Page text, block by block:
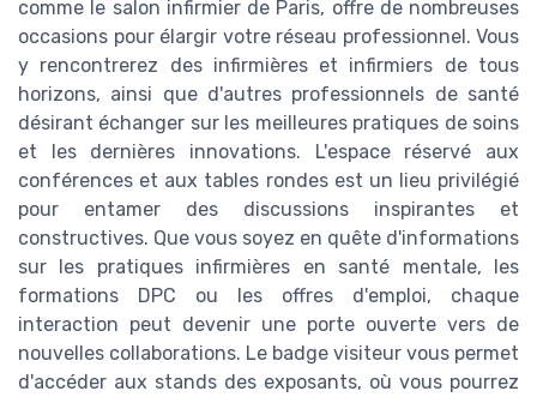
comme le salon infirmier de Paris, offre de nombreuses
occasions pour élargir votre réseau professionnel. Vous
y rencontrerez des infirmières et infirmiers de tous
horizons, ainsi que d'autres professionnels de santé
désirant échanger sur les meilleures pratiques de soins
et les dernières innovations. L'espace réservé aux
conférences et aux tables rondes est un lieu privilégié
pour entamer des discussions inspirantes et
constructives. Que vous soyez en quête d'informations
sur les pratiques infirmières en santé mentale, les
formations DPC ou les offres d'emploi, chaque
interaction peut devenir une porte ouverte vers de
nouvelles collaborations. Le badge visiteur vous permet
d'accéder aux stands des exposants, où vous pourrez